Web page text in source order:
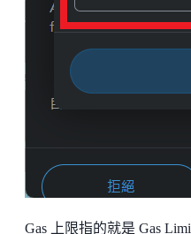
Gas 上限指的就是 Gas